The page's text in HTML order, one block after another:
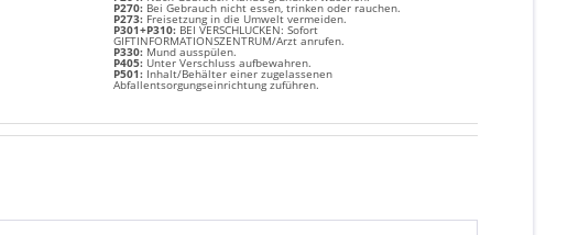
P270: Bei Gebrauch nicht essen, trinken oder rauchen.
P273: Freisetzung in die Umwelt vermeiden.
P301+P310: BEI VERSCHLUCKEN: Sofort
GIFTINFORMATIONSZENTRUM/Arzt anrufen.
P330: Mund ausspülen.
P405: Unter Verschluss aufbewahren.
P501: Inhalt/Behälter einer zugelassenen
Abfallentsorgungseinrichtung zuführen.